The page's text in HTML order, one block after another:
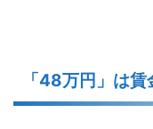
「48万円」は